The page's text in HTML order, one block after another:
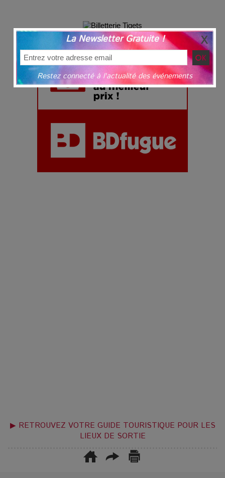
▶ RETROUVEZ VOTRE GUIDE TOURISTIQUE POUR LES
LIEUX DE SORTIE
La Newsletter Gratuite !
Restez connecté à l'actualité des événements